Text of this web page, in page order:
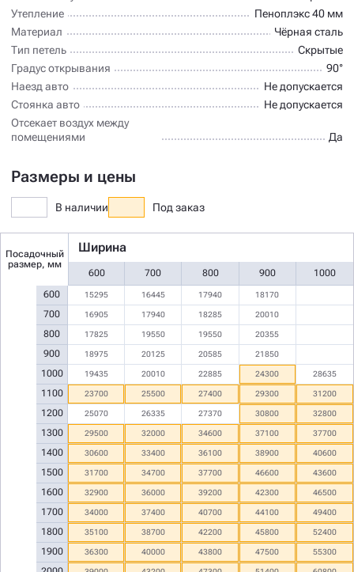
Утепление
Пеноплэкс 40 мм
Материал
Чёрная сталь
Тип петель
Скрытые
Градус открывания
90°
Наезд авто
Не допускается
Стоянка авто
Не допускается
Отсекает воздух между
помещениями
Да
Размеры и цены
В наличии Под заказ
Посадочный
размер, мм
Ширина
600 700 800 900 1000
600
700
800
900
1000
1100
1200
1300
1400
1500
1600
1700
1800
1900
15295 16445 17940 18170
16905 17940 18285 20010
17825 19550 19550 20355
18975 20125 20585 21850
19435 20010 22885 24300 28635
23700 25500 27400 29300 31200
25070 26335 27370 30800 32800
29500 32000 34600 37100 37700
30600 33400 36100 38900 40600
31700 34700 37700 46600 43600
32900 36000 39200 42300 46500
34000 37400 40700 44100 49400
35100 38700 42200 45800 52400
36300 40000 43800 47500 55300